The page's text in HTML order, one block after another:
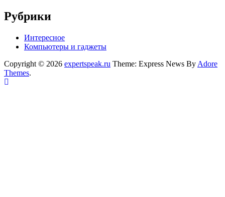
Рубрики
Интересное
Компьютеры и гаджеты
Copyright © 2026 expertspeak.ru Theme: Express News By Adore
Themes.